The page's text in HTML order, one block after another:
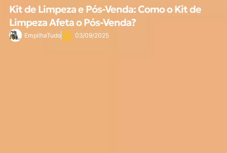
Kit de Limpeza e Pós-Venda: Como o Kit de
Limpeza Afeta o Pós-Venda?
EmpilhaTudo 03/09/2025